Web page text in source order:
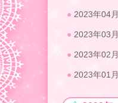
2023年04月
2023年03月
2023年02月
2023年01月